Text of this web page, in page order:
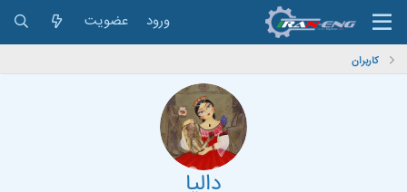
ورود عضویت
کاربران
دالیا